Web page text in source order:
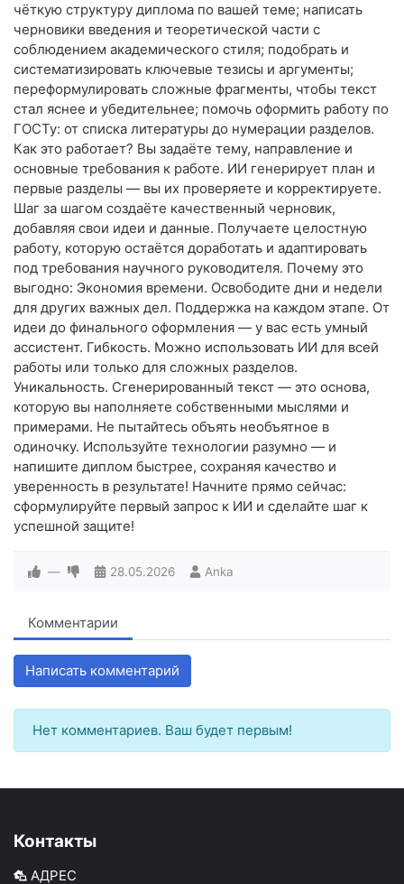
чёткую структуру диплома по вашей теме; написать
черновики введения и теоретической части с
соблюдением академического стиля; подобрать и
систематизировать ключевые тезисы и аргументы;
переформулировать сложные фрагменты, чтобы текст
стал яснее и убедительнее; помочь оформить работу по
ГОСТу: от списка литературы до нумерации разделов.
Как это работает? Вы задаёте тему, направление и
основные требования к работе. ИИ генерирует план и
первые разделы — вы их проверяете и корректируете.
Шаг за шагом создаёте качественный черновик,
добавляя свои идеи и данные. Получаете целостную
работу, которую остаётся доработать и адаптировать
под требования научного руководителя. Почему это
выгодно: Экономия времени. Освободите дни и недели
для других важных дел. Поддержка на каждом этапе. От
идеи до финального оформления — у вас есть умный
ассистент. Гибкость. Можно использовать ИИ для всей
работы или только для сложных разделов.
Уникальность. Сгенерированный текст — это основа,
которую вы наполняете собственными мыслями и
примерами. Не пытайтесь объять необъятное в
одиночку. Используйте технологии разумно — и
напишите диплом быстрее, сохраняя качество и
уверенность в результате! Начните прямо сейчас:
сформулируйте первый запрос к ИИ и сделайте шаг к
успешной защите!
— 28.05.2026 Anka
Комментарии
Написать комментарий
Нет комментариев. Ваш будет первым!
Контакты
АДРЕС